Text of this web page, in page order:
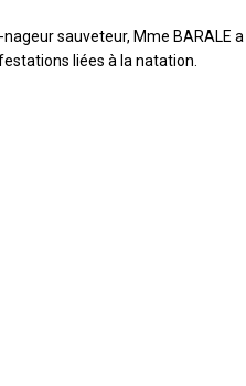
sauveteur, Mme BARALE
liées à la natation.